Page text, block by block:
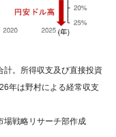
計。所得収支及び直接投資
年は野村による経常収支
場戦略リサーチ部作成